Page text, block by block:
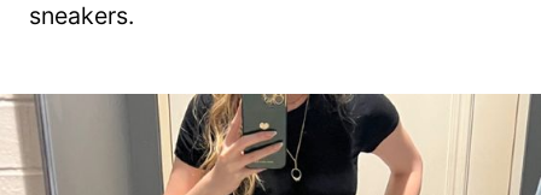
sneakers.